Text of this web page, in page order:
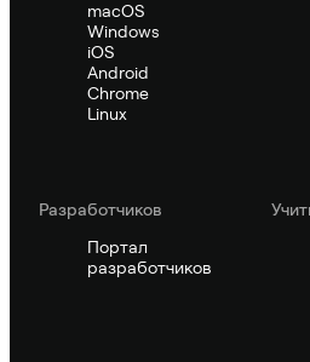
macOS
Windows
iOS
Android
Chrome
Linux
Pазработчиков
Портал
разработчиков